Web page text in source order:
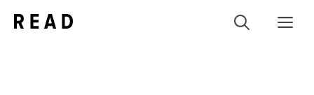
Inhalt